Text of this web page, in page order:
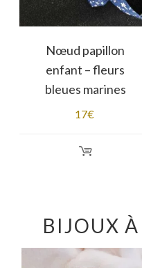
Nœud papillon
enfant – fleurs
bleues marines
17€
BIJOUX